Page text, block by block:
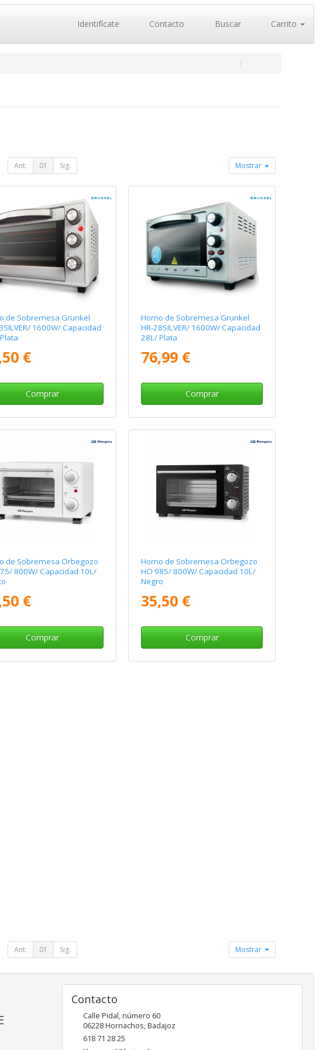
Identifícate Contacto Buscar Carrito
Ant. 01 Sig. Mostrar
de Sobremesa Grunkel
1600W/ Capacidad
€
Comprar
Horno de Sobremesa Grunkel
HR-28SILVER/ 1600W/ Capacidad
28L/ Plata
76,99 €
Comprar
de Sobremesa Orbegozo
800W/ Capacidad 10L/
€
Comprar
Horno de Sobremesa Orbegozo
HO 985/ 800W/ Capacidad 10L/
Negro
35,50 €
Comprar
Ant. 01 Sig. Mostrar
Contacto
Calle Pidal, número 60
06228Hornachos,Badajoz
618 71 28 25